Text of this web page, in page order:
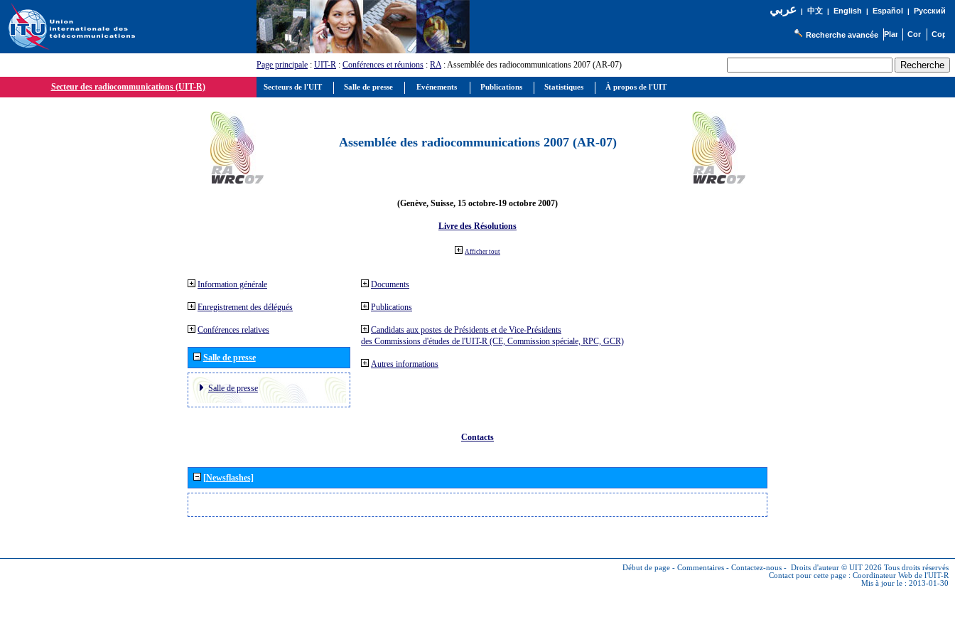
عربي| 中文| English | Español | Русский
Recherche avancée
Page principale : UIT-R : Conférences et réunions : RA: Assemblée des radiocommunications 2007 (AR-07)
Secteur des radiocommunications (UIT-R)
Assemblée des radiocommunications 2007 (AR-07)
(Genève, Suisse, 15 octobre-19 octobre 2007)
Livre des Résolutions
Afficher tout
Information générale
Enregistrement des délégués
Conférences relatives
Salle de presse
Salle de presse
Documents
Publications
Candidats aux postes de Présidents et de Vice-Présidents
des Commissions d'études de l'UIT-R (CE, Commission spéciale, RPC, GCR)
Autres informations
Contacts
[Newsflashes]
Début de page - Commentaires - Contactez-nous - Droits d'auteur © UIT 2026 Tous droits réservés
Contact pour cette page : Coordinateur Web de l'UIT-R
Mis à jour le : 2013-01-30
Secteurs de l'UIT Salle de presse Evénements Publications Statistiques À propos de l'UIT